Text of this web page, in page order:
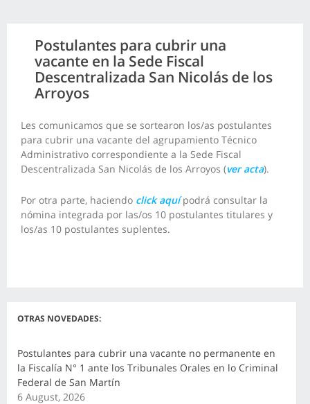
Postulantes para cubrir una
vacante en la Sede Fiscal
Descentralizada San Nicolás de los
Arroyos
Les comunicamos que se sortearon los/as postulantes
para cubrir una vacante del agrupamiento Técnico
Administrativo correspondiente a la Sede Fiscal
Descentralizada San Nicolás de los Arroyos (ver acta).
Por otra parte, haciendo click aquí podrá consultar la
nómina integrada por las/os 10 postulantes titulares y
los/as 10 postulantes suplentes.
OTRAS NOVEDADES:
Postulantes para cubrir una vacante no permanente en
la Fiscalía N° 1 ante los Tribunales Orales en lo Criminal
Federal de San Martín
6 August, 2026